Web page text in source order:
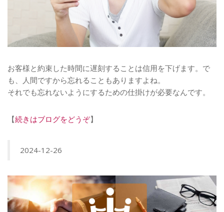
お客様と約束した時間に遅刻することは信用を下げます。で
も、人間ですから忘れることもありますよね。
それでも忘れないようにするための仕掛けが必要なんです。
【続きはブログをどうぞ】
2024-12-26